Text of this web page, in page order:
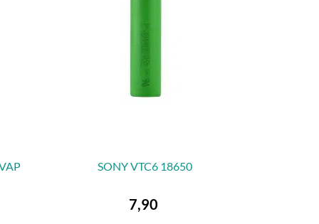
SONY VTC6 18650
Preis
7,90